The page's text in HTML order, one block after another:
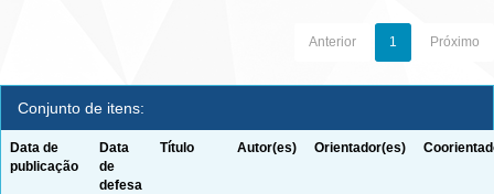
Anterior 1 Próximo
Conjunto de itens:
Data de
publicação
Data
de
defesa
Título Autor(es) Orientador(es)